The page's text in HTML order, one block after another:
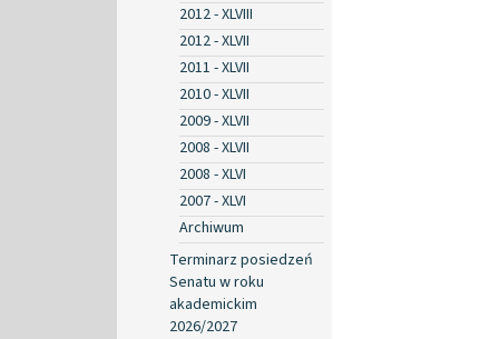
2012 - XLVIII
2012 - XLVII
2011 - XLVII
2010 - XLVII
2009 - XLVII
2008 - XLVII
2008 - XLVI
2007 - XLVI
Archiwum
Terminarz posiedzeń
Senatu w roku
akademickim
2026/2027